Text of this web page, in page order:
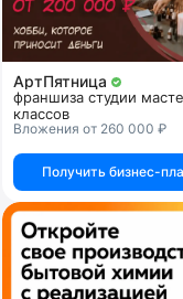
АртПятница
франшиза студии
классов
Вложения от 260 000 ₽
Получить бизнес-